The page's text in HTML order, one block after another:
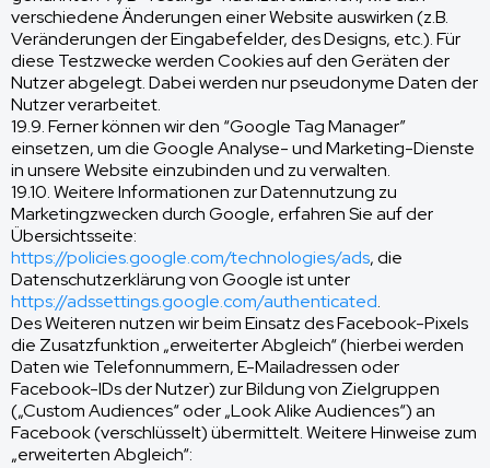
verschiedene Änderungen einer Website auswirken (z.B.
Veränderungen der Eingabefelder, des Designs, etc.). Für
diese Testzwecke werden Cookies auf den Geräten der
Nutzer abgelegt. Dabei werden nur pseudonyme Daten der
Nutzer verarbeitet.
19.9. Ferner können wir den “Google Tag Manager”
einsetzen, um die Google Analyse- und Marketing-Dienste
in unsere Website einzubinden und zu verwalten.
19.10. Weitere Informationen zur Datennutzung zu
Marketingzwecken durch Google, erfahren Sie auf der
Übersichtsseite:
https://policies.google.com/technologies/ads, die
Datenschutzerklärung von Google ist unter
https://adssettings.google.com/authenticated.
Des Weiteren nutzen wir beim Einsatz des Facebook-Pixels
die Zusatzfunktion „erweiterter Abgleich“ (hierbei werden
Daten wie Telefonnummern, E-Mailadressen oder
Facebook-IDs der Nutzer) zur Bildung von Zielgruppen
(„Custom Audiences“ oder „Look Alike Audiences“) an
Facebook (verschlüsselt) übermittelt. Weitere Hinweise zum
„erweiterten Abgleich“: